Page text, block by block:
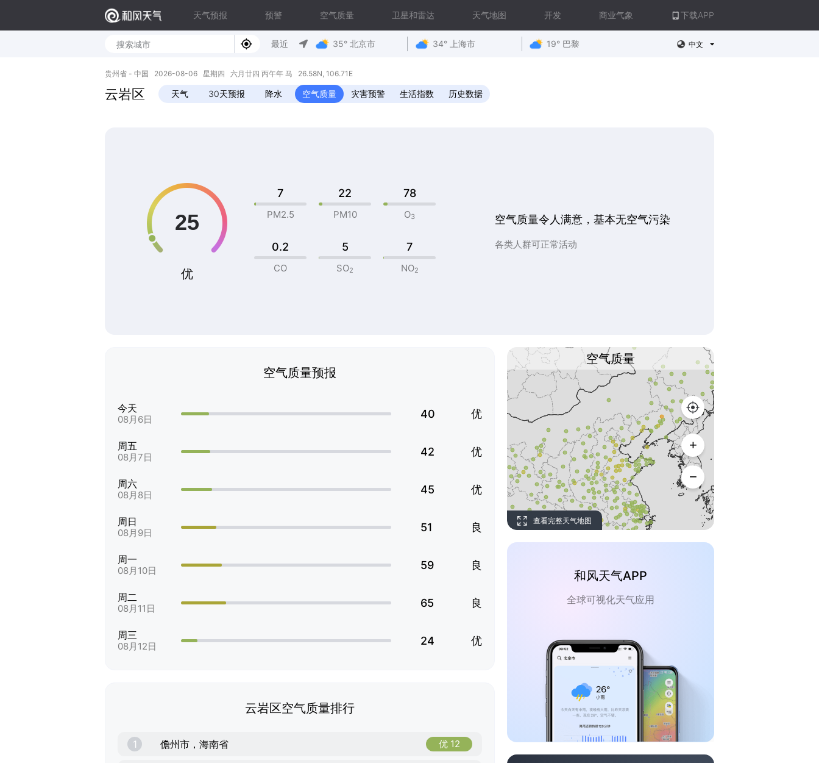
天气预报 预警 空气质量 卫星和雷达 天气地图 开发 商业气象 下载APP
最近 35° 北京市 34° 上海市 19° 巴黎 中文
贵州省 - 中国 2026-08-06 星期四 六月廿四 丙午年 马 26.58N, 106.71E
云岩区 天气 30天预报 降水 空气质量 灾害预警 生活指数 历史数据
优
7
PM2.5
22
PM10
78
O3
0.2
CO
5
SO2
7
NO2
空气质量令人满意，基本无空气污染
各类人群可正常活动
空气质量预报
今天
08月6日 40 优
周五
08月7日 42 优
周六
08月8日 45 优
周日
08月9日 51 良
周一
08月10日 59 良
周二
08月11日 65 良
周三
08月12日 24 优
云岩区空气质量排行
1 儋州市，海南省 优 12
空气质量
查看完整天气地图
和风天气APP
全球可视化天气应用